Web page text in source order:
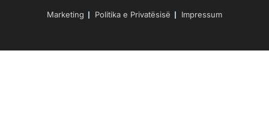
Marketing Politika e Privatësisë Impressum